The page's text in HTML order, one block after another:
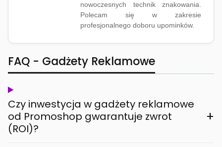
nowoczesnych technik znakowania.
Polecam się w zakresie
profesjonalnego doboru upominków.
FAQ - Gadżety Reklamowe
Czy inwestycja w gadżety reklamowe
od Promoshop gwarantuje zwrot
(ROI)?
+